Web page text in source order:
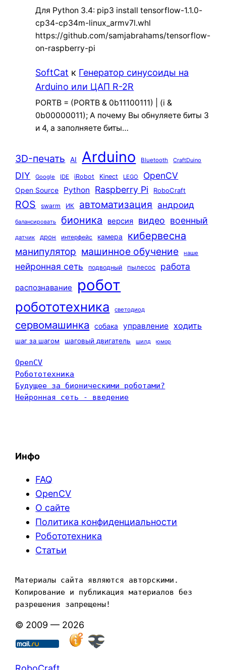
Для Python 3.4: pip3 install tensorflow-1.1.0-
cp34-cp34m-linux_armv7l.whl
https://github.com/samjabrahams/tensorflow-
on-raspberry-pi
SoftCat к Генератор синусоиды на
Arduino или ЦАП R-2R
PORTB = (PORTB & 0b11100111) | (i &
0b00000011); А почему Вы обнуляете биты 3
и 4, а заполняете биты…
3D-печать AI Arduino Bluetooth CraftDuino
DIY Google IDE iRobot Kinect LEGO OpenCV
Open Source Python Raspberry Pi RoboCraft
ROS swarm ИК автоматизация андроид
балансировать бионика версия видео военный
датчик дрон интерфейс камера кибервесна
манипулятор машинное обучение наше
нейронная сеть подводный пылесос работа
распознавание робот
робототехника светодиод
сервомашинка собака управление ходить
шаг за шагом шаговый двигатель шилд юмор
OpenCV
Робототехника
Будущее за бионическими роботами?
Нейронная сеть - введение
Инфо
FAQ
OpenCV
О сайте
Политика конфиденциальности
Робототехника
Статьи
Материалы сайта являются авторскими.
Копирование и публикация материалов без
разрешения запрещены!
© 2009 — 2026